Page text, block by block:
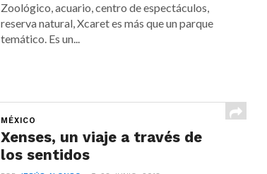
Zoológico, acuario, centro de espectáculos,
reserva natural, Xcaret es más que un parque
temático. Es un...
MÉXICO
Xenses, un viaje a través de
los sentidos